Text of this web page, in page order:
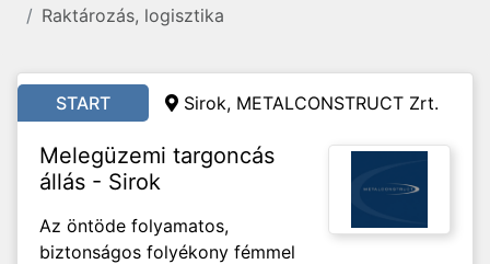
Raktározás, logisztika
START Sirok, METALCONSTRUCT Zrt.
Melegüzemi targoncás
állás - Sirok
Az öntöde folyamatos,
biztonságos folyékony fémmel